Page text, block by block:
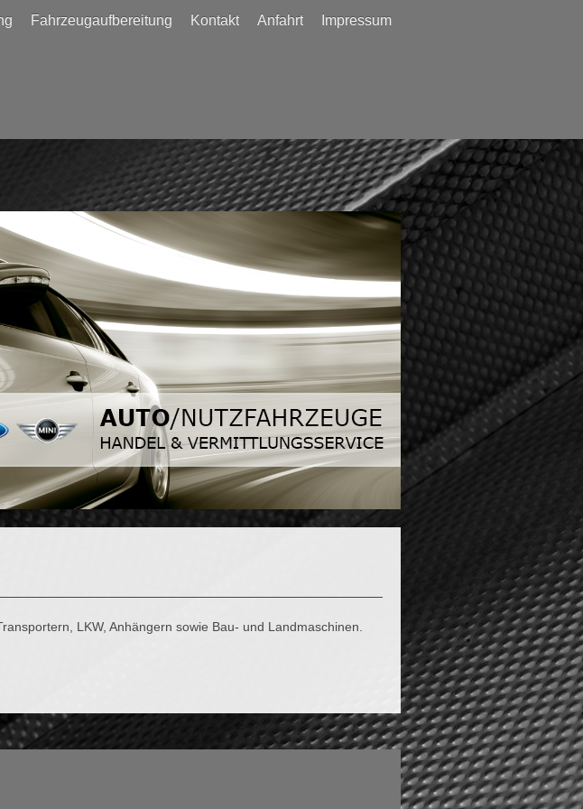
Fahrzeugaufbereitung Kontakt Anfahrt Impressum
LKW, Anhängern sowie Bau- und Landmaschinen.